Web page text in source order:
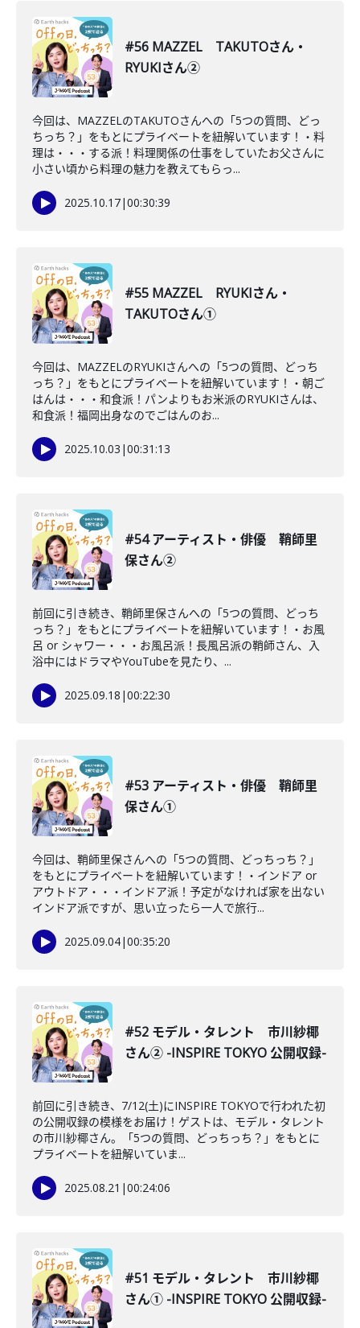
#56 MAZZEL TAKUTOさん・
RYUKIさん②
今回は、MAZZELのTAKUTOさんへの「5つの質問、どっ
ちっち？」をもとにプライベートを紐解いています！・料
理は・・・する派！料理関係の仕事をしていたお父さんに
小さい頃から料理の魅力を教えてもらっ...
2025.10.17|00:30:39
#55 MAZZEL RYUKIさん・
TAKUTOさん①
今回は、MAZZELのRYUKIさんへの「5つの質問、どっち
っち？」をもとにプライベートを紐解いています！・朝ご
はんは・・・和食派！パンよりもお米派のRYUKIさんは、
和食派！福岡出身なのでごはんのお...
2025.10.03 |00:31:13
#54 アーティスト・俳優 鞘師里
保さん②
前回に引き続き、鞘師里保さんへの「5つの質問、どっち
っち？」をもとにプライベートを紐解いています！・お風
呂 or シャワー・・・お風呂派！長風呂派の鞘師さん、入
浴中にはドラマやYouTubeを見たり、...
2025.09.18 |00:22:30
#53 アーティスト・俳優 鞘師里
保さん①
今回は、鞘師里保さんへの「5つの質問、どっちっち？」
をもとにプライベートを紐解いています！・インドア or
アウトドア・・・インドア派！予定がなければ家を出ない
インドア派ですが、思い立ったら一人で旅行...
2025.09.04|00:35:20
#52 モデル・タレント 市川紗椰
さん② -INSPIRE TOKYO 公開収録-
前回に引き続き、7/12(土)にINSPIRE TOKYOで行われた初
の公開収録の模様をお届け！ゲストは、モデル・タレント
の市川紗椰さん。「5つの質問、どっちっち？」をもとに
プライベートを紐解いていま...
2025.08.21 |00:24:06
#51 モデル・タレント 市川紗椰
さん① -INSPIRE TOKYO 公開収録-